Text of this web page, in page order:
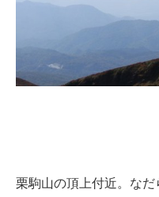
栗駒山の頂上付近。なだ